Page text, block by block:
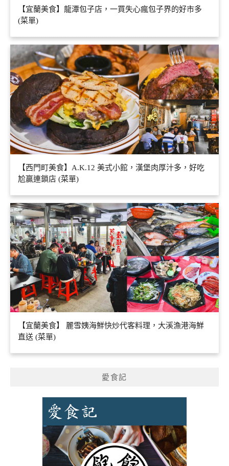
【宜蘭美食】龍潭包子店，一買失心瘋包子界的好市多
(菜單)
【西門町美食】A.K.12 美式小館，漢堡肉厚汁多，好吃
尬贏連鎖店 (菜單)
【宜蘭美食】 麗雪姨海鮮快炒代客料理，大溪漁港海鮮
直送 (菜單)
愛食記